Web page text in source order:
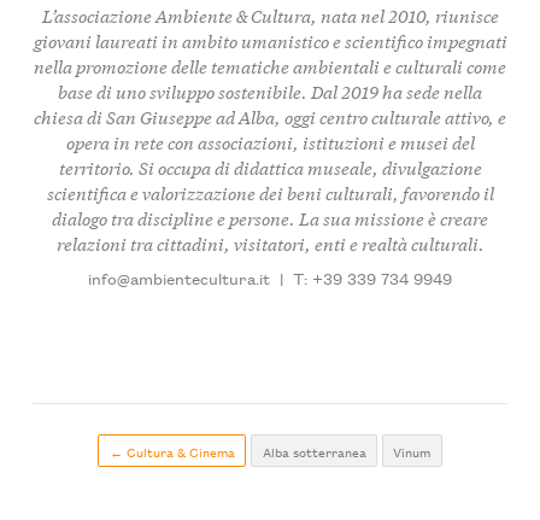
L’associazione Ambiente & Cultura, nata nel 2010, riunisce
giovani laureati in ambito umanistico e scientifico impegnati
nella promozione delle tematiche ambientali e culturali come
base di uno sviluppo sostenibile. Dal 2019 ha sede nella
chiesa di San Giuseppe ad Alba, oggi centro culturale attivo, e
opera in rete con associazioni, istituzioni e musei del
territorio. Si occupa di didattica museale, divulgazione
scientifica e valorizzazione dei beni culturali, favorendo il
dialogo tra discipline e persone. La sua missione è creare
relazioni tra cittadini, visitatori, enti e realtà culturali.
info@ambientecultura.it | T: +39 339 734 9949
← Cultura & Cinema Alba sotterranea Vinum